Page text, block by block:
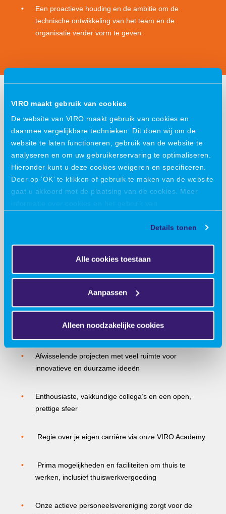
VIRO maakt gebruik van cookies
De website van VIRO maakt gebruik van cookies en
daarmee vergelijkbare technieken. Dit doen wij om de
website te laten functioneren, gebruik van de website te
analyseren en om uw gebruikerservaring te optimaliseren.
Hieronder kunt u deze cookies weigeren en specificeren.
Door op ‘OK’ te klikken of gebruik te maken van de website
gaat u akkoord met de plaatsing van de cookies. Meer
informatie over cookies en het gebruik van
Details tonen
Alle cookies toestaan
Aanpassen
Alleen noodzakelijke cookies
Een proactieve houding en de ambitie om de
technische ontwikkeling van het team en de
organisatie verder vorm te geven.
Wat bieden wij
jou?
35 vakantiedagen
Je kunt gebruik maken van een fietsleaseplan
Collectieve zorgverzekering via VGZ
Afwisselende projecten met veel ruimte voor
innovatieve en duurzame ideeën
Enthousiaste, vakkundige collega’s en een open,
prettige sfeer
Regie over je eigen carrière via onze VIRO Academy
Prima mogelijkheden en faciliteiten om thuis te
werken, inclusief thuiswerkvergoeding
Onze actieve personeelsvereniging zorgt voor de